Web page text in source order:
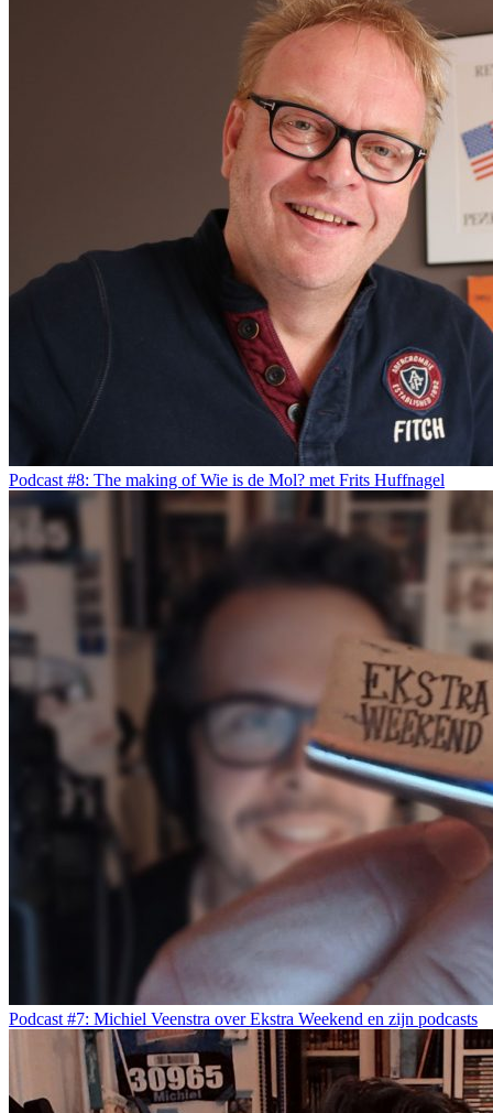
Podcast #8: The making of Wie is de Mol? met Frits Huffnagel
Podcast #7: Michiel Veenstra over Ekstra Weekend en zijn podcasts